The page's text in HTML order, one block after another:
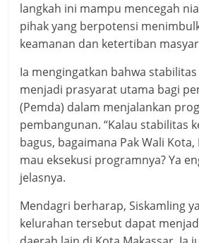
langkah ini mampu mencegah
pihak yang berpotensi
keamanan dan ketertiban
Ia mengingatkan bahwa
menjadi prasyarat utama bagi
(Pemda) dalam menjalankan
pembangunan. “Kalau stabilitas
bagus, bagaimana Pak Wali
mau eksekusi programnya? Ya
jelasnya.
Mendagri berharap, Siskamling
kelurahan tersebut dapat